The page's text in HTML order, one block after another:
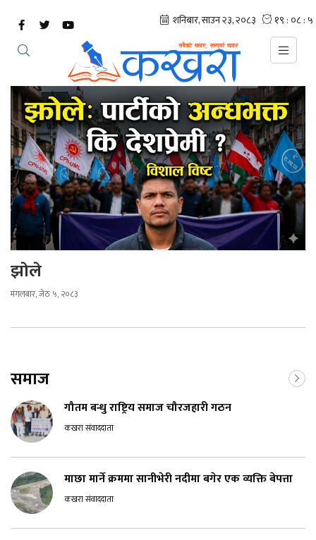
झाेले
मंगलबार, जेठ ५, २०८३
समाज
गौतम बन्धु राष्ट्रिय समाज चौरजहारी गठन
कखरा संवाददाता
माछा मार्ने क्रममा सानीभेरी नदीमा बगेर एक व्यक्ति बेपत्ता
कखरा संवाददाता